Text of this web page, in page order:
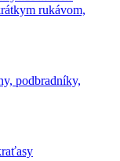
rukávom,
podbradníky,